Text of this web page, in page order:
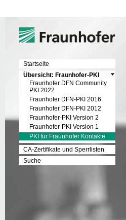
Startseite
Übersicht: Fraunhofer-PKI
Fraunhofer DFN Community
PKI 2022
Fraunhofer DFN-PKI 2016
Fraunhofer DFN-PKI 2012
Fraunhofer-PKI Version 2
Fraunhofer-PKI Version 1
PKI für Fraunhofer Kontakte
CA-Zertifikate und Sperrlisten
Suche